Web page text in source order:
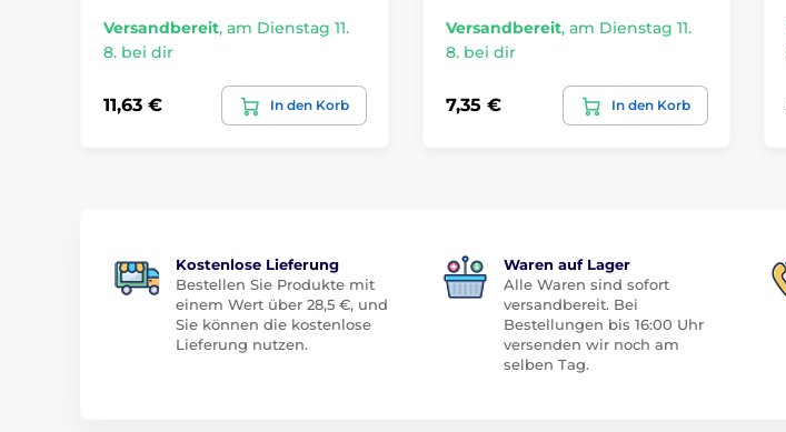
Versandbereit, am Dienstag 11.
8. bei dir
11,63 € In den Korb
Versandbereit, am Dienstag 11.
8. bei dir
7,35 € In den Korb
Kostenlose Lieferung
Bestellen Sie Produkte mit
einem Wert über 28,5 €, und
Sie können die kostenlose
Lieferung nutzen.
Waren auf Lager
Alle Waren sind sofort
versandbereit. Bei
Bestellungen bis 16:00 Uhr
versenden wir noch am
selben Tag.